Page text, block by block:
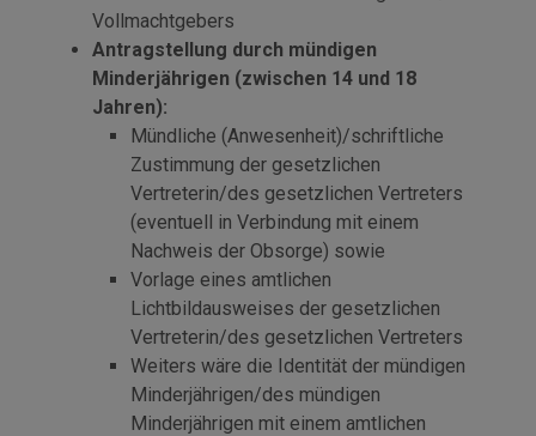
Vollmachtgebers
Antragstellung durch mündigen
Minderjährigen (zwischen 14 und 18
Jahren):
Mündliche (Anwesenheit)/schriftliche
Zustimmung der gesetzlichen
Vertreterin/des gesetzlichen Vertreters
(eventuell in Verbindung mit einem
Nachweis der Obsorge) sowie
Vorlage eines amtlichen
Lichtbildausweises der gesetzlichen
Vertreterin/des gesetzlichen Vertreters
Weiters wäre die Identität der mündigen
Minderjährigen/des mündigen
Minderjährigen mit einem amtlichen